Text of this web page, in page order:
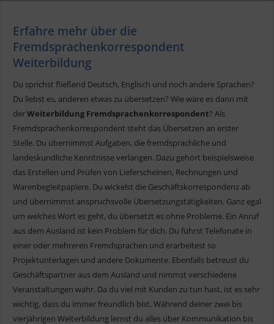
Erfahre mehr über die
Fremdsprachenkorrespondent
Weiterbildung
Du sprichst fließend Deutsch, Englisch und noch andere Sprachen?
Du liebst es, anderen etwas zu übersetzen? Wie wäre es dann mit
derWeiterbildung Fremdsprachenkorrespondent? Als
Fremdsprachenkorrespondent steht das Übersetzen an erster
Stelle. Du übernimmst Aufgaben, die fremdsprachliche und
landeskundliche Kenntnisse verlangen. Dazu gehört beispielsweise
das Erstellen und Prüfen von Lieferscheinen, Rechnungen und
Warenbegleitpapiere. Du wickelst die Geschäftskorrespondenz ab
und übernimmst anspruchsvolle Übersetzungstätigkeiten. Ganz egal
um welches Wort es geht, du übersetzt es ohne Probleme. Ein Anruf
aus dem Ausland ist kein Problem für dich. Du führst Telefonate in
einer oder mehreren Fremdsprachen und erarbeitest so
Projektunterlagen und andere Dokumente. Ebenfalls betreust du
Geschäftspartner aus dem Ausland und nimmst verschiedene
Veranstaltungen wahr. Da du viel mit Kunden zu tun hast, ist es sehr
wichtig, dass du immer freundlich bist. Während deiner zwei bis
vierjährigen Weiterbildung lernst du alles über Kommunikation bis